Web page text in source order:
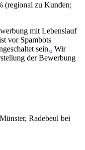
(regional zu Kunden;
mit Lebenslauf
vor Spambots
sein.. Wir
der Bewerbung
Radebeul bei